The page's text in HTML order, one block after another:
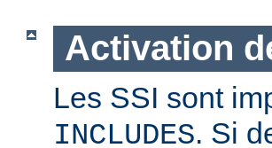
Activation
Les SSI sont
INCLUDES. Si